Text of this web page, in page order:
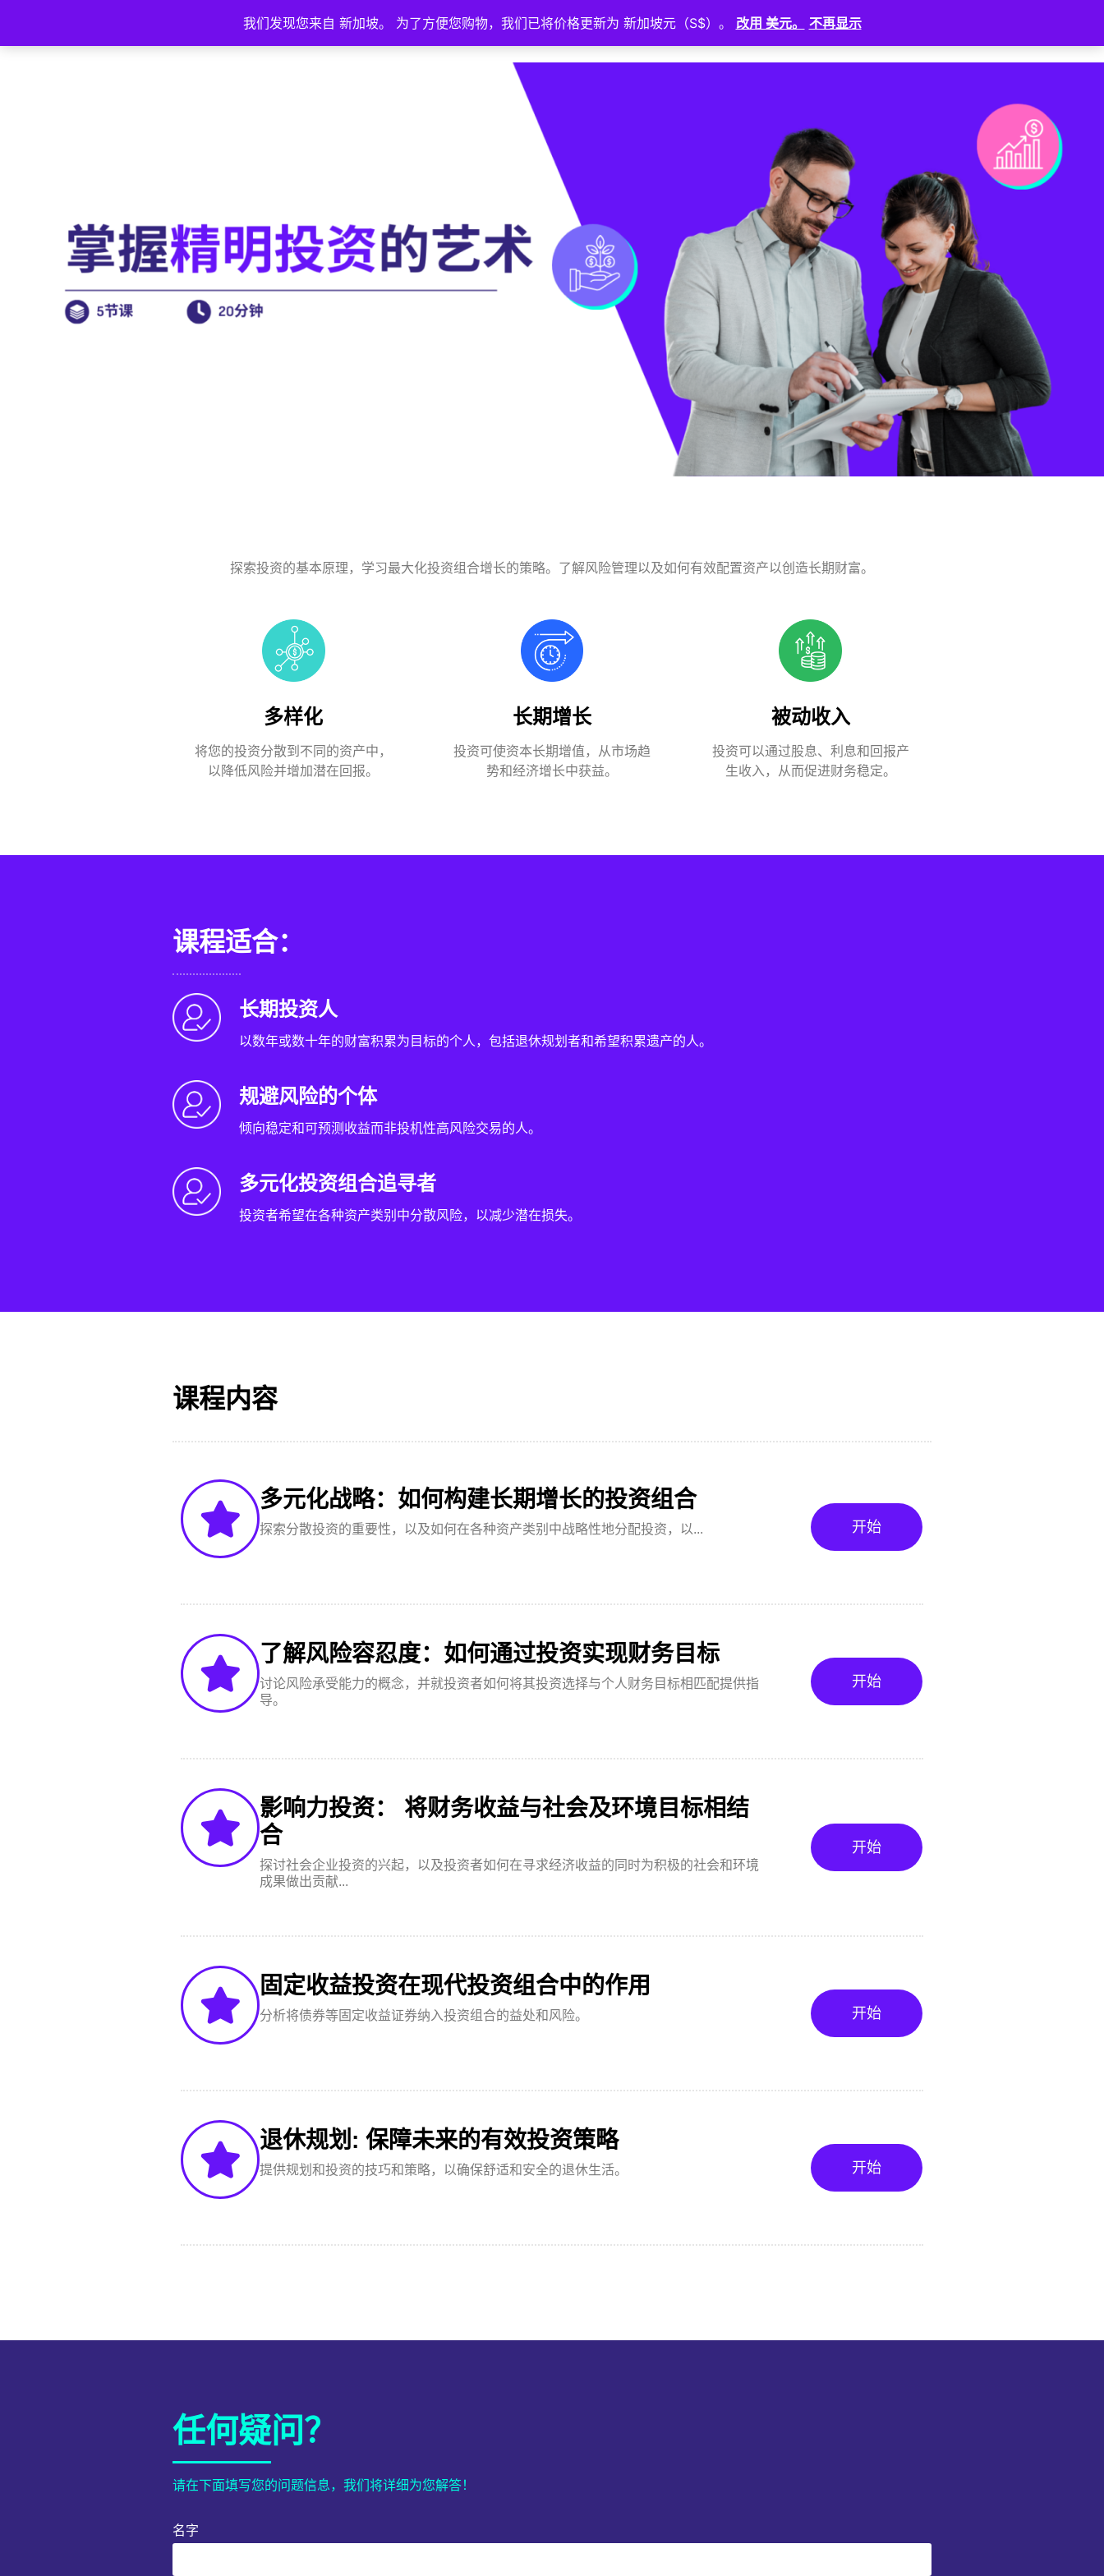
首页 活动 策略广场 教育 About 新闻
探索投资的基本原理，学习最大化投资组合增长的策略。了解风险管理以及如何有效配置资产以创造长期财富。
多样化
将您的投资分散到不同的资产中，
以降低风险并增加潜在回报。
长期增长
投资可使资本长期增值，从市场趋
势和经济增长中获益。
被动收入
投资可以通过股息、利息和回报产
生收入，从而促进财务稳定。
课程适合：
长期投资人
以数年或数十年的财富积累为目标的个人，包括退休规划者和希望积累遗产的人。
规避风险的个体
倾向稳定和可预测收益而非投机性高风险交易的人。
多元化投资组合追寻者
投资者希望在各种资产类别中分散风险，以减少潜在损失。
课程内容
多元化战略：如何构建长期增长的投资组合
探索分散投资的重要性，以及如何在各种资产类别中战略性地分配投资，以... 开始
了解风险容忍度：如何通过投资实现财务目标
讨论风险承受能力的概念，并就投资者如何将其投资选择与个人财务目标相匹配提供指
导。
开始
影响力投资： 将财务收益与社会及环境目标相结
合
探讨社会企业投资的兴起，以及投资者如何在寻求经济收益的同时为积极的社会和环境
成果做出贡献...
开始
固定收益投资在现代投资组合中的作用
分析将债券等固定收益证券纳入投资组合的益处和风险。 开始
退休规划: 保障未来的有效投资策略
提供规划和投资的技巧和策略，以确保舒适和安全的退休生活。 开始
任何疑问？
请在下面填写您的问题信息，我们将详细为您解答！
名字
我们发现您来自 新加坡。 为了方便您购物，我们已将价格更新为 新加坡元（S$）。 改用 美元。 不再显示